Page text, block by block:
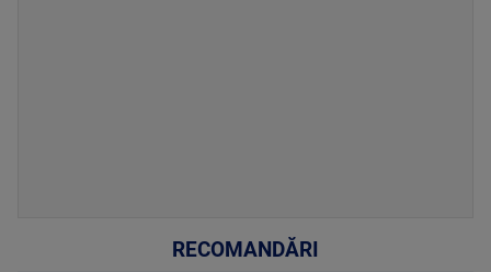
RECOMANDĂRI